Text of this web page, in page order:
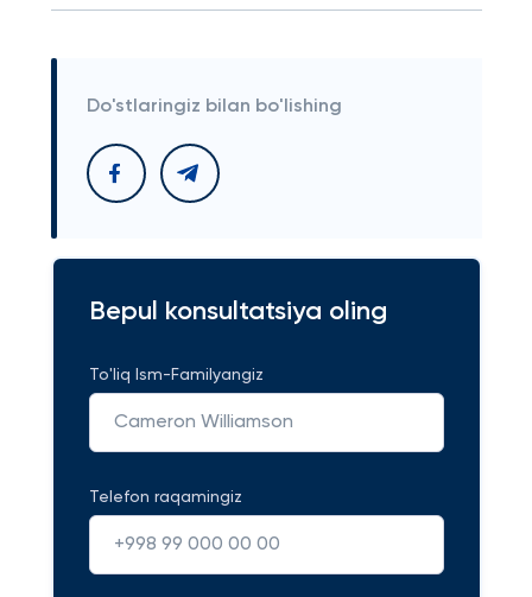
Do'stlaringiz bilan bo'lishing
Bepul konsultatsiya oling
To'liq Ism-Familyangiz
Telefon raqamingiz